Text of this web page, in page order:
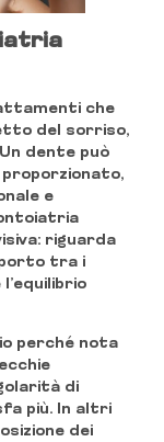
che
del sorriso,
dente può
proporzionato,
e
riguarda
tra i
perché nota
di
più. In altri
dei